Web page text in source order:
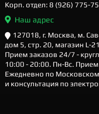
Корп. отдел: 8 (926) 775-
Наш адрес
127018, г. Москва, м.
дом 5, стр. 20, магазин L-21
Прием заказов 24/7 -
10:00 - 20:00. Пн-Вс.
Ежедневно по
и консультация по